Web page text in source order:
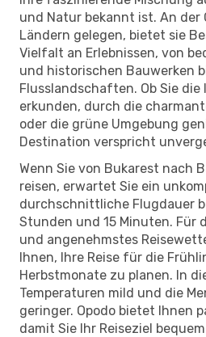
und Natur bekannt ist. An der
Ländern gelegen, bietet sie
Vielfalt an Erlebnissen, von
und historischen Bauwerken
Flusslandschaften. Ob Sie die
erkunden, durch die
oder die grüne Umgebung
Destination verspricht
Wenn Sie von Bukarest nach
reisen, erwartet Sie ein
durchschnittliche Flugdauer
Stunden und 15 Minuten. Für
und angenehmstes
Ihnen, Ihre Reise für die
Herbstmonate zu planen. In
Temperaturen mild und die
geringer. Opodo bietet Ihnen
damit Sie Ihr Reiseziel